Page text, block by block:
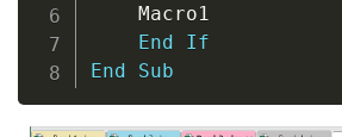
    Macro1
End
If
End
Sub